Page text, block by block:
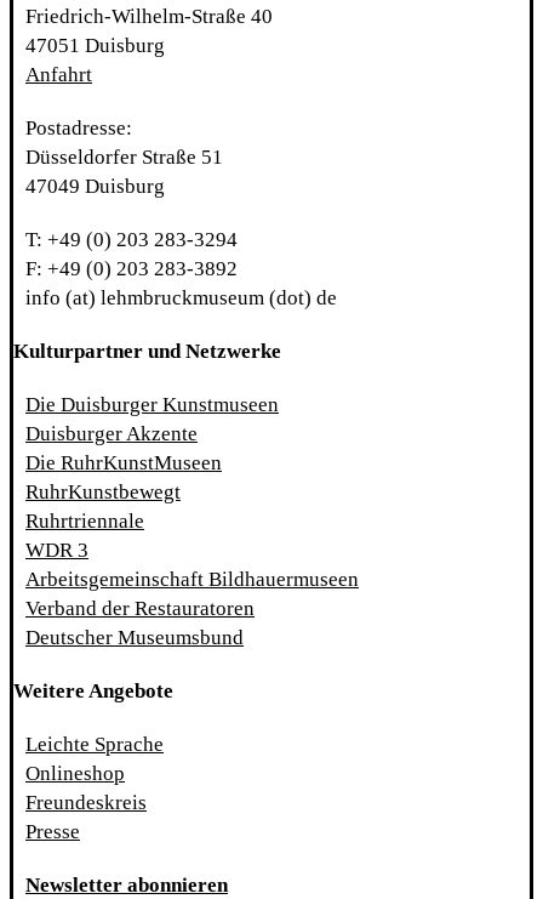
Friedrich-Wilhelm-Straße 40
47051 Duisburg
Anfahrt
Postadresse:
Düsseldorfer Straße 51
47049 Duisburg
T: +49 (0) 203 283-3294
F: +49 (0) 203 283-3892
info (at) lehmbruckmuseum (dot) de
Kulturpartner und Netzwerke
Die Duisburger Kunstmuseen
Duisburger Akzente
Die RuhrKunstMuseen
RuhrKunstbewegt
Ruhrtriennale
WDR 3
Arbeitsgemeinschaft Bildhauermuseen
Verband der Restauratoren
Deutscher Museumsbund
Weitere Angebote
Leichte Sprache
Onlineshop
Freundeskreis
Presse
Newsletter abonnieren